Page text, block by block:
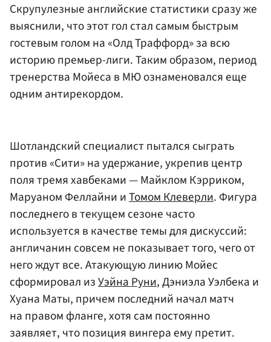
Скрупулезные английские статистики сразу же
выяснили, что этот гол стал самым быстрым
гостевым голом на «Олд Траффорд» за всю
историю премьер-лиги. Таким образом, период
тренерства Мойеса в МЮ ознаменовался еще
одним антирекордом.
Шотландский специалист пытался сыграть
против «Сити» на удержание, укрепив центр
поля тремя хавбеками — Майклом Кэрриком,
Маруаном Феллайни иТомом Клеверли. Фигура
последнего в текущем сезоне часто
используется в качестве темы для дискуссий:
англичанин совсем не показывает того, чего от
него ждут все. Атакующую линию Мойес
сформировал изУэйна Руни, Дэниэла Уэлбека и
Хуана Маты, причем последний начал матч
на правом фланге, хотя сам постоянно
заявляет, что позиция вингера ему претит.